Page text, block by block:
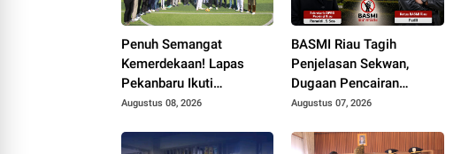
Penuh Semangat
Kemerdekaan! Lapas
Pekanbaru Ikuti
Pembukaan Pekan
HUT RI ke-81
Augustus 08, 2026
BASMI Riau Tagih
Penjelasan Sekwan,
Dugaan Pencairan
Anggaran DPRD Tanpa
Augustus 07, 2026